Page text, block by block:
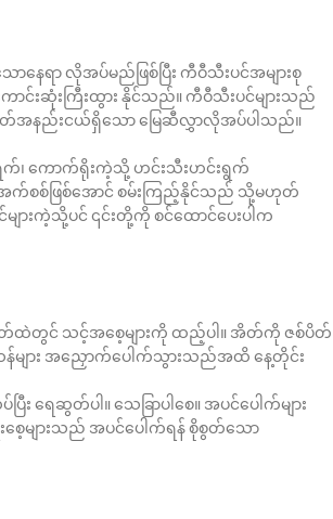
ေရာ လိုအပ်မည်ဖြစ်ပြီး ကီဝီသီးပင်အများစု
းဆုံးကြီးထွား နိုင်သည်။ ကီဝီသီးပင်များသည်
ာတ်အနည်းငယ်ရှိသော မြေဆီလွှာလိုအပ်ပါသည်။
၊ ကောက်ရိုးကဲ့သို့ ဟင်းသီးဟင်းရွက်
က်စစ်ဖြစ်အောင် စမ်းကြည့်နိုင်သည် သို့မဟုတ်
င်များကဲ့သို့ပင် ၎င်းတို့ကို စင်ထောင်ပေးပါက
ထဲတွင် သင့်အစေ့များကို ထည့်ပါ။ အိတ်ကို ဇစ်ပိတ်
န်များ အညှောက်ပေါက်သွားသည်အထိ နေ့တိုင်း
း ရေဆွတ်ပါ။ သေခြာပါစေ။ အပင်ပေါက်များ
များသည် အပင်ပေါက်ရန် စိုစွတ်သော